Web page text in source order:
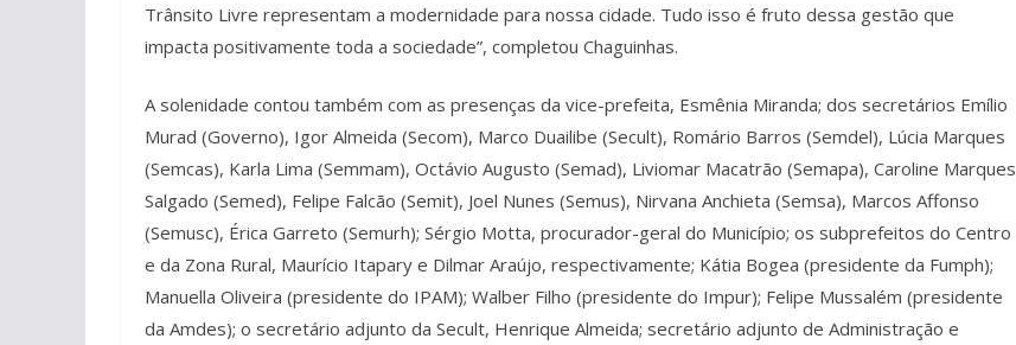
Trânsito Livre representam a modernidade para nossa cidade. Tudo isso é fruto dessa gestão que
impacta positivamente toda a sociedade”, completou Chaguinhas.
A solenidade contou também com as presenças da vice-prefeita, Esmênia Miranda; dos secretários Emílio
Murad (Governo), Igor Almeida (Secom), Marco Duailibe (Secult), Romário Barros (Semdel), Lúcia Marques
(Semcas), Karla Lima (Semmam), Octávio Augusto (Semad), Liviomar Macatrão (Semapa), Caroline Marques
Salgado (Semed), Felipe Falcão (Semit), Joel Nunes (Semus), Nirvana Anchieta (Semsa), Marcos Affonso
(Semusc), Érica Garreto (Semurh); Sérgio Motta, procurador-geral do Município; os subprefeitos do Centro
e da Zona Rural, Maurício Itapary e Dilmar Araújo, respectivamente; Kátia Bogea (presidente da Fumph);
Manuella Oliveira (presidente do IPAM); Walber Filho (presidente do Impur); Felipe Mussalém (presidente
da Amdes); o secretário adjunto da Secult, Henrique Almeida; secretário adjunto de Administração e